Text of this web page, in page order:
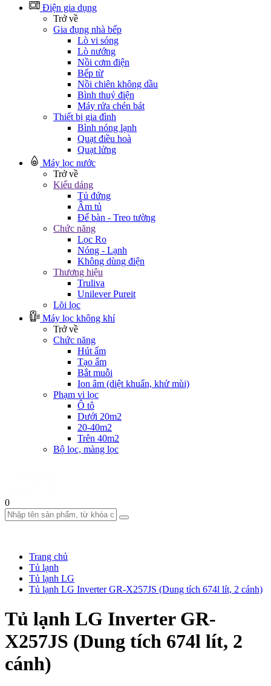
Điện gia dụng
Trở về
Gia đụng nhà bếp
Lò vi sóng
Lò nướng
Nồi cơm điện
Bếp từ
Nồi chiên không dầu
Bình thuỷ điện
Máy rửa chén bát
Thiết bị gia đình
Bình nóng lạnh
Quạt điều hoà
Quạt lửng
Máy lọc nước
Trở về
Kiểu dáng
Tủ đứng
Âm tủ
Để bàn - Treo tường
Chức năng
Lọc Ro
Nóng - Lạnh
Không dùng điện
Thương hiệu
Truliva
Unilever Pureit
Lõi lọc
Máy lọc không khí
Trở về
Chức năng
Hút ẩm
Tạo ẩm
Bắt muỗi
Ion âm (diệt khuẩn, khử mùi)
Phạm vi lọc
Ô tô
Dưới 20m2
20-40m2
Trên 40m2
Bộ lọc, màng lọc
0
Trang chủ
Tủ lạnh
Tủ lạnh LG
Tủ lạnh LG Inverter GR-X257JS (Dung tích 674l lít, 2 cánh)
Tủ lạnh LG Inverter GR-
X257JS (Dung tích 674l lít, 2
cánh)